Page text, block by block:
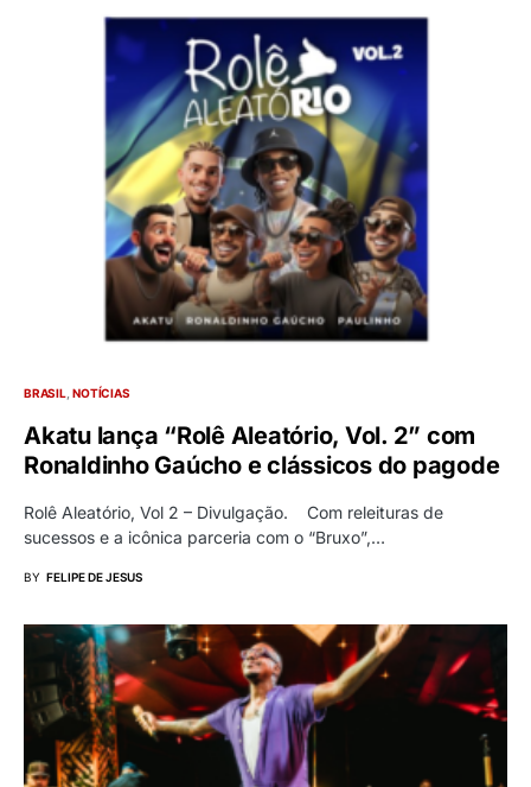
BRASIL NOTÍCIAS
Akatu lança “Rolê Aleatório, Vol. 2” com
Ronaldinho Gaúcho e clássicos do pagode
Rolê Aleatório, Vol 2 – Divulgação. Com releituras de
sucessos e a icônica parceria com o “Bruxo”,…
BY FELIPE DE JESUS